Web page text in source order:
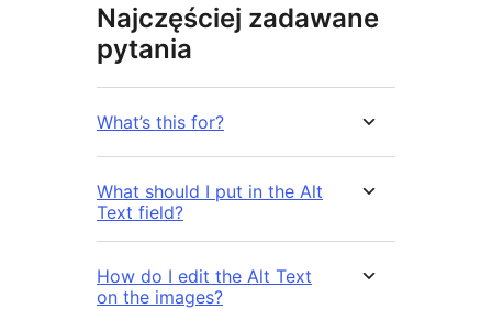
Najczęściej zadawane
pytania
What’s this for?
What should I put in the Alt
Text field?
How do I edit the Alt Text
on the images?